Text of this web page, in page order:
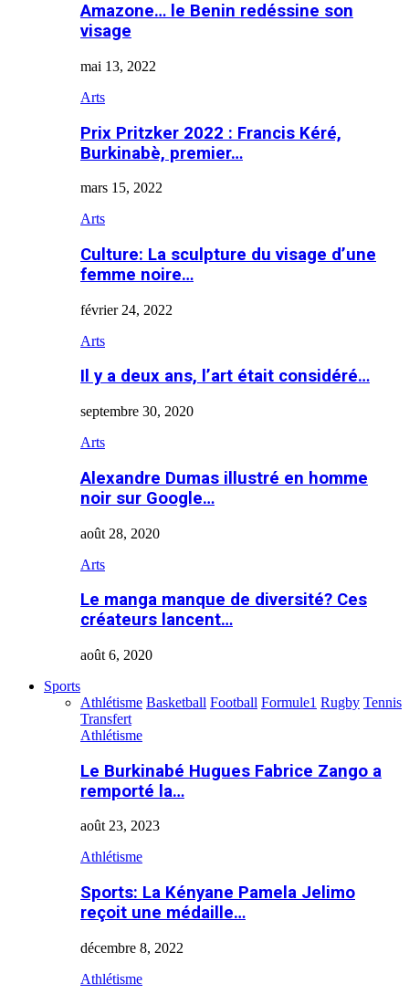
Amazone… le Benin redéssine son
visage
mai 13, 2022
Arts
Prix Pritzker 2022 : Francis Kéré,
Burkinabè, premier…
mars 15, 2022
Arts
Culture: La sculpture du visage d’une
femme noire…
février 24, 2022
Arts
Il y a deux ans, l’art était considéré…
septembre 30, 2020
Arts
Alexandre Dumas illustré en homme
noir sur Google…
août 28, 2020
Arts
Le manga manque de diversité? Ces
créateurs lancent…
août 6, 2020
Sports
Athlétisme Basketball Football Formule1 Rugby Tennis
Transfert
Athlétisme
Le Burkinabé Hugues Fabrice Zango a
remporté la…
août 23, 2023
Athlétisme
Sports: La Kényane Pamela Jelimo
reçoit une médaille…
décembre 8, 2022
Athlétisme